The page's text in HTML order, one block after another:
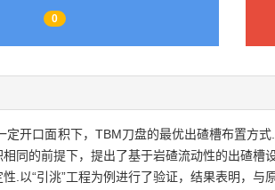
0
定开口面积下，TBM刀盘的最优出碴槽布置方
相同的前提下，提出了基于岩碴流动性的出碴
.以“引洮”工程为例进行了验证，结果表明，